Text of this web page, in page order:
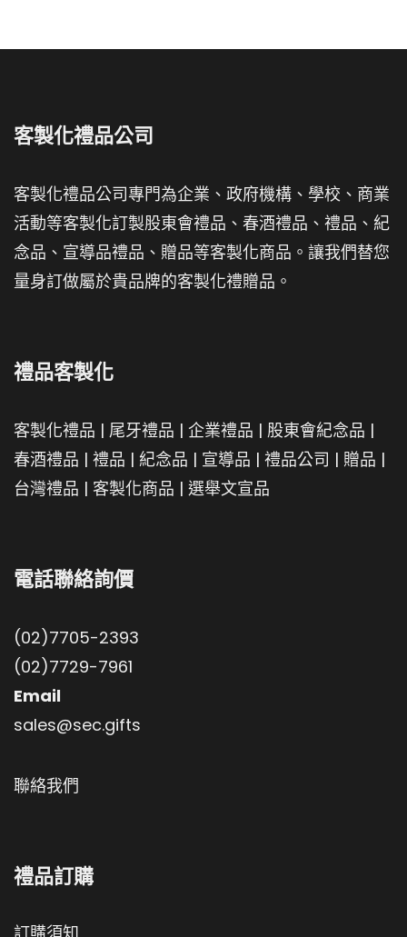
客製化禮品公司
客製化禮品公司專門為企業、政府機構、學校、商業
活動等客製化訂製股東會禮品、春酒禮品、禮品、紀
念品、宣導品禮品、贈品等客製化商品。讓我們替您
量身訂做屬於貴品牌的客製化禮贈品。
禮品客製化
客製化禮品 | 尾牙禮品 | 企業禮品 | 股東會紀念品 |
春酒禮品 | 禮品 | 紀念品 | 宣導品 | 禮品公司 | 贈品 |
台灣禮品 | 客製化商品 | 選舉文宣品
電話聯絡詢價
(02)7705-2393
(02)7729-7961
Email
sales@sec.gifts
聯絡我們
禮品訂購